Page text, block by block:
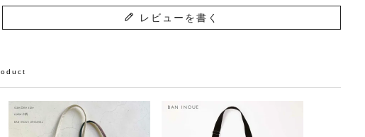
レビューを書く